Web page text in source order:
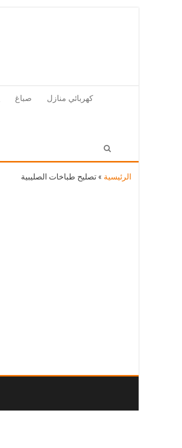
صباغ كهربائي منازل
الرئيسية » تصليح طباخات الصليبية